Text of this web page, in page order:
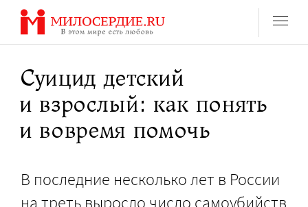
Перейти
содержанию
Суицид детский
и взрослый: как понять
и вовремя помочь
В последние несколько лет в России
на треть выросло число самоубийств